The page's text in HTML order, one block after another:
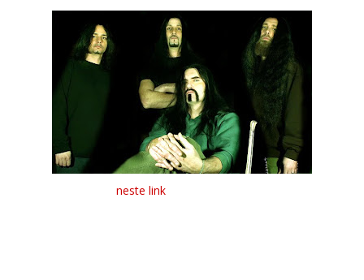
neste link